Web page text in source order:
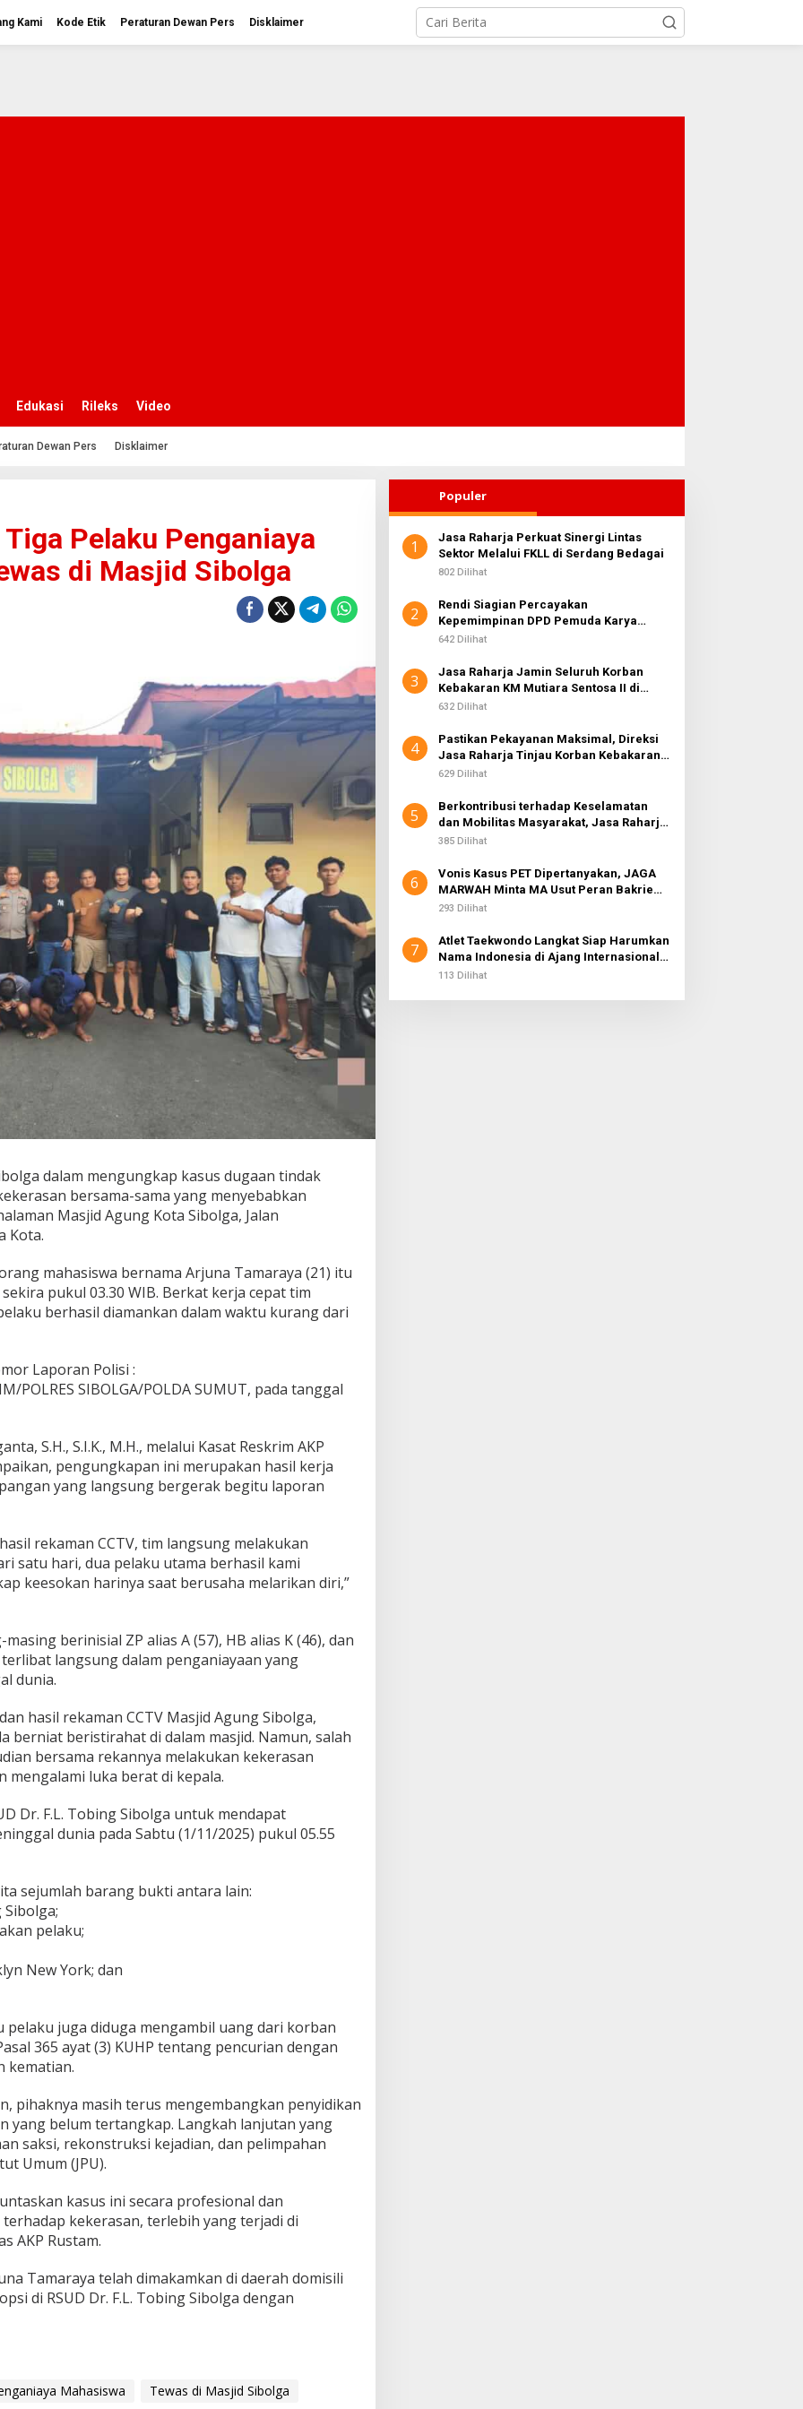
Kami Kode Etik Peraturan Dewan Pers Disklaimer
Edukasi Rileks Video
Dewan Pers Disklaimer
Pelaku Penganiaya
di Masjid Sibolga
dalam mengungkap kasus dugaan tindak
bersama-sama yang menyebabkan
Masjid Agung Kota Sibolga, Jalan
Kota.
mahasiswa bernama Arjuna Tamaraya (21) itu
pukul 03.30 WIB. Berkat kerja cepat tim
berhasil diamankan dalam waktu kurang dari
Laporan Polisi :
POLRES SIBOLGA/POLDA SUMUT, pada tanggal
S.H., S.I.K., M.H., melalui Kasat Reskrim AKP
pengungkapan ini merupakan hasil kerja
yang langsung bergerak begitu laporan
rekaman CCTV, tim langsung melakukan
satu hari, dua pelaku utama berhasil kami
keesokan harinya saat berusaha melarikan diri,”
berinisial ZP alias A (57), HB alias K (46), dan
terlibat langsung dalam penganiayaan yang
dunia.
hasil rekaman CCTV Masjid Agung Sibolga,
berniat beristirahat di dalam masjid. Namun, salah
bersama rekannya melakukan kekerasan
luka berat di kepala.
Dr. F.L. Tobing Sibolga untuk mendapat
dunia pada Sabtu (1/11/2025) pukul 05.55
sejumlah barang bukti antara lain:
Sibolga;
pelaku;
New York; dan
pelaku juga diduga mengambil uang dari korban
365 ayat (3) KUHP tentang pencurian dengan
kematian.
pihaknya masih terus mengembangkan penyidikan
yang belum tertangkap. Langkah lanjutan yang
saksi, rekonstruksi kejadian, dan pelimpahan
Umum (JPU).
kasus ini secara profesional dan
kekerasan, terlebih yang terjadi di
AKP Rustam.
Tamaraya telah dimakamkan di daerah domisili
di RSUD Dr. F.L. Tobing Sibolga dengan
Mahasiswa Tewas di Masjid Sibolga
Populer
1
Jasa Raharja Perkuat Sinergi Lintas
Sektor Melalui FKLL di Serdang Bedagai
802 Dilihat
2
Rendi Siagian Percayakan
Kepemimpinan DPD Pemuda Karya
Nasional Kota Medan kepada Josef
642 Dilihat
3
Jasa Raharja Jamin Seluruh Korban
Kebakaran KM Mutiara Sentosa II di
Perairan Sumenep
632 Dilihat
4
Pastikan Pekayanan Maksimal, Direksi
Jasa Raharja Tinjau Korban Kebakaran
KM Mutiara Sentosa II
629 Dilihat
5
Berkontribusi terhadap Keselamatan
dan Mobilitas Masyarakat, Jasa Raharja
Raih Penghargaan di Ajang Transportasi
385 Dilihat
6
Vonis Kasus PET Dipertanyakan, JAGA
MARWAH Minta MA Usut Peran Bakrie
Group
293 Dilihat
7
Atlet Taekwondo Langkat Siap Harumkan
Nama Indonesia di Ajang Internasional
G2 Asian
113 Dilihat